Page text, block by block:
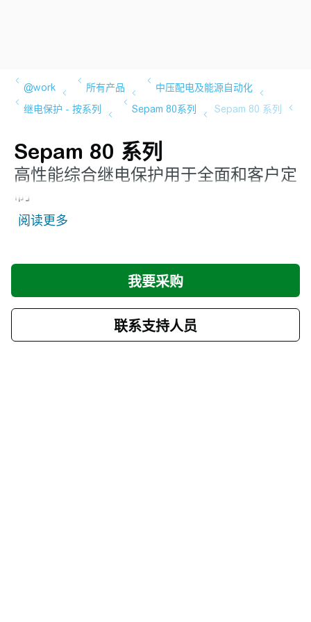
Sepam 80 系列
高性能综合继电保护用于全面和客户定
制